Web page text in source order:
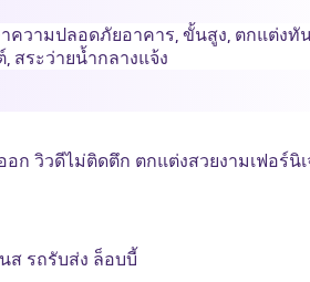
ความปลอดภัยอาคาร,ขั้นสูง, ตกแต่งทั
, สระว่ายน้ำกลางแจ้ง
ก วิวดีไม่ติดตึก ตกแต่งสวยงามเฟอร์นิ
ส รถรับส่ง ล็อบบี้